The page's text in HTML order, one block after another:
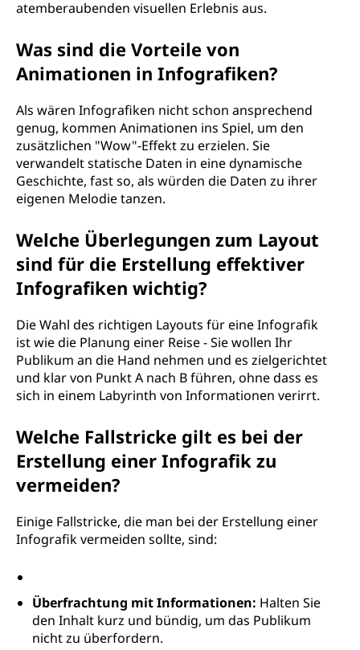
atemberaubenden visuellen Erlebnis aus.
Was sind die Vorteile von
Animationen in Infografiken?
Als wären Infografiken nicht schon ansprechend
genug, kommen Animationen ins Spiel, um den
zusätzlichen "Wow"-Effekt zu erzielen. Sie
verwandelt statische Daten in eine dynamische
Geschichte, fast so, als würden die Daten zu ihrer
eigenen Melodie tanzen.
Welche Überlegungen zum Layout
sind für die Erstellung effektiver
Infografiken wichtig?
Die Wahl des richtigen Layouts für eine Infografik
ist wie die Planung einer Reise - Sie wollen Ihr
Publikum an die Hand nehmen und es zielgerichtet
und klar von Punkt A nach B führen, ohne dass es
sich in einem Labyrinth von Informationen verirrt.
Welche Fallstricke gilt es bei der
Erstellung einer Infografik zu
vermeiden?
Einige Fallstricke, die man bei der Erstellung einer
Infografik vermeiden sollte, sind:
Überfrachtung mit Informationen: Halten Sie
den Inhalt kurz und bündig, um das Publikum
nicht zu überfordern.